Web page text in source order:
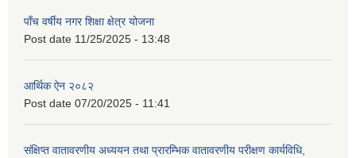
पाँच वर्षीय नगर शिक्षा क्षेत्र योजना
Post date 11/25/2025 - 13:48
आर्थिक ऐन २०८२
Post date 07/20/2025 - 11:41
संक्षिप्त वातावरणीय अध्ययन तथा प्रारम्भिक वातावरणीय परीक्षण कार्यविधि,